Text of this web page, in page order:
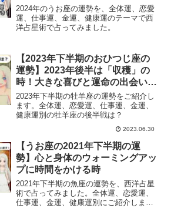
座
2024年のうお座の運勢を、全体運、恋愛
運、仕事運、金運、健康運のテーマで西
洋占星術で占ってみました。
【2023年下半期のおひつじ座の
運勢】2023年後半は「収穫」の
時！大きな喜びと運命の出会いが
もたらされる
2023年下半期の牡羊座の運勢をご紹介し
ます。全体運、恋愛運、仕事運、金運、
健康運別の牡羊座の後半戦は？
2023.06.30
【うお座の2021年下半期の運
勢】心と身体のウォーミングアッ
プに時間をかける時
2021年下半期の魚座の運勢を、西洋占星
術で占ってみました。全体運、恋愛運、
仕事運、金運、健康運別にご紹介しま